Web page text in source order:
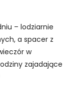
– lodziarnie
a spacer z
w
zajadające